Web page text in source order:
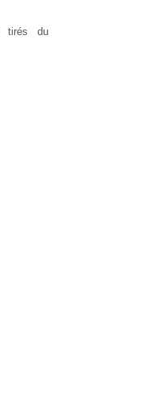
tirés du